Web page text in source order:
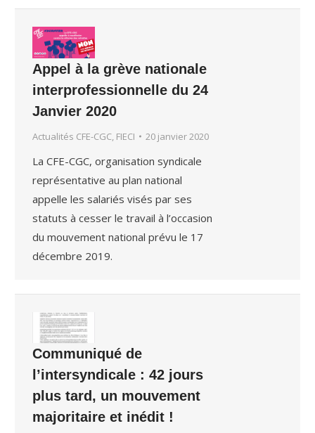
Appel à la grève nationale
interprofessionnelle du 24
Janvier 2020
Actualités CFE-CGC, FIECI 20 janvier 2020
La CFE-CGC, organisation syndicale
représentative au plan national
appelle les salariés visés par ses
statuts à cesser le travail à l’occasion
du mouvement national prévu le 17
décembre 2019.
Communiqué de
l’intersyndicale : 42 jours
plus tard, un mouvement
majoritaire et inédit !